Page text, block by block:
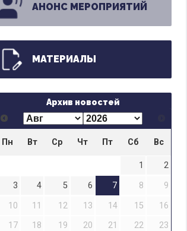
АНОНС МЕРОПРИЯТИЙ
МАТЕРИАЛЫ
Архив новостей
Пн Вт Ср Чт Пт Сб Вс
1
2
3
4 5 6 7 8
9
10
11 12 13 14 15
16
17
18 19 20 21 22
23